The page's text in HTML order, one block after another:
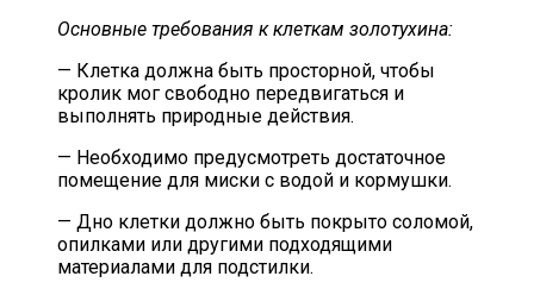
Основные требования к клеткам золотухина:
— Клетка должна быть просторной, чтобы
кролик мог свободно передвигаться и
выполнять природные действия.
— Необходимо предусмотреть достаточное
помещение для миски с водой и кормушки.
— Дно клетки должно быть покрыто соломой,
опилками или другими подходящими
материалами для подстилки.